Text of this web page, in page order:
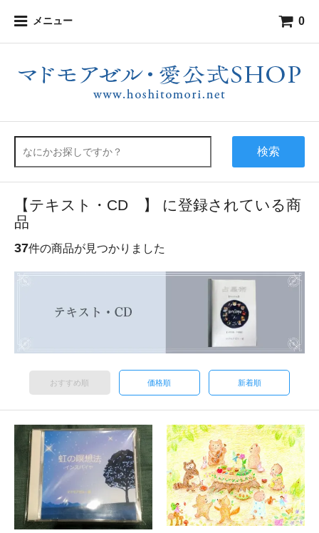
メニュー 0
検索
【テキスト・CD 】 に登録されている商
品
37件の商品が見つかりました
おすすめ順 価格順 新着順